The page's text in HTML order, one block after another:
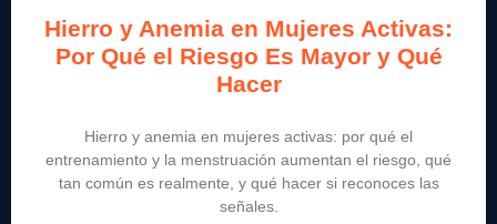
Hierro y Anemia en Mujeres Activas:
Por Qué el Riesgo Es Mayor y Qué
Hacer
Hierro y anemia en mujeres activas: por qué el
entrenamiento y la menstruación aumentan el riesgo, qué
tan común es realmente, y qué hacer si reconoces las
señales.